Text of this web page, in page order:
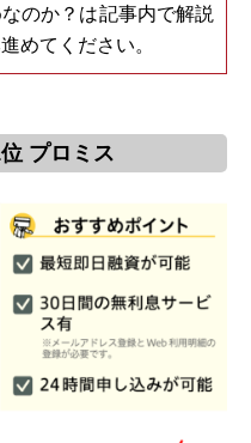
のか？は記事内で解説
めてください。
プロミス